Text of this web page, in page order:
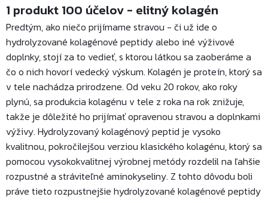
1 produkt 100 účelov - elitný kolagén
Predtým, ako niečo prijímame stravou - či už ide o
hydrolyzované kolagénové peptidy alebo iné výživové
doplnky, stojí za to vedieť, s ktorou látkou sa zaoberáme a
čo o nich hovorí vedecký výskum. Kolagén je proteín, ktorý sa
v tele nachádza prirodzene. Od veku 20 rokov, ako roky
plynú, sa produkcia kolagénu v tele z roka na rok znižuje,
takže je dôležité ho prijímať opravenou stravou a doplnkami
výživy. Hydrolyzovaný kolagénový peptid je vysoko
kvalitnou, pokročilejšou verziou klasického kolagénu, ktorý sa
pomocou vysokokvalitnej výrobnej metódy rozdelil na ľahšie
rozpustné a stráviteľné aminokyseliny. Z tohto dôvodu boli
práve tieto rozpustnejšie hydrolyzované kolagénové peptidy